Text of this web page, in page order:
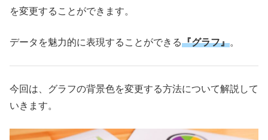
を変更することができます。
データを魅力的に表現することができる『グラフ』。
今回は、グラフの背景色を変更する方法について解説して
いきます。